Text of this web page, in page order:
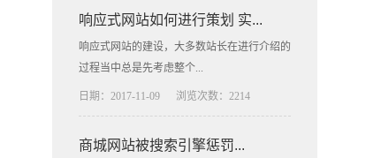
响应式网站如何进行策划 实...
响应式网站的建设，大多数站长在进行介绍的
过程当中总是先考虑整个...
日期：2017-11-09 浏览次数：2214
商城网站被搜索引擎惩罚...